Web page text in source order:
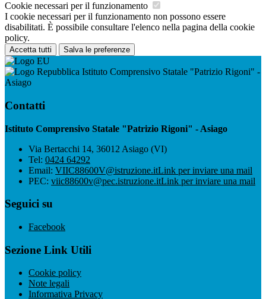
Cookie necessari per il funzionamento
I cookie necessari per il funzionamento non possono essere
disabilitati. È possibile consultare l'elenco nella pagina della cookie
policy.
Accetta tutti Salva le preferenze
Istituto Comprensivo Statale "Patrizio Rigoni" -
Asiago
Contatti
Istituto Comprensivo Statale "Patrizio Rigoni" - Asiago
Via Bertacchi 14, 36012 Asiago (VI)
Tel: 0424 64292
Email: VIIC88600V@istruzione.itLink per inviare una mail
PEC: viic88600v@pec.istruzione.itLink per inviare una mail
Seguici su
Facebook
Sezione Link Utili
Cookie policy
Note legali
Informativa Privacy